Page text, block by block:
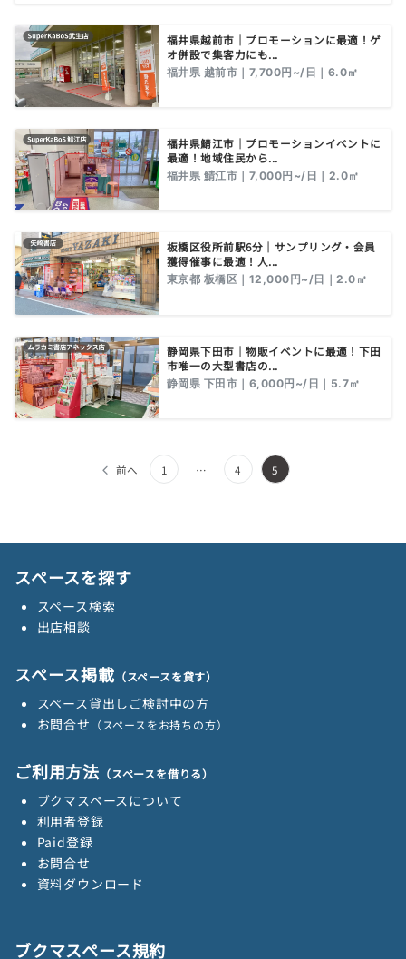
福井県越前市｜プロモーションに最適！ゲ
オ併設で集客力にも...
福井県 越前市｜7,700円~/日｜6.0㎡
福井県鯖江市｜プロモーションイベントに
最適！地域住民から...
福井県 鯖江市｜7,000円~/日｜2.0㎡
板橋区役所前駅6分｜サンプリング・会員
獲得催事に最適！人...
東京都 板橋区｜12,000円~/日｜2.0㎡
静岡県下田市｜物販イベントに最適！下田
市唯一の大型書店の...
静岡県 下田市｜6,000円~/日｜5.7㎡
ー
ジ
り
前へ 1 … 4 5
スペースを探す
スペース検索
出店相談
スペース掲載 （スペースを貸す）
スペース貸出しご検討中の方
お問合せ （スペースをお持ちの方）
ご利用方法 （スペースを借りる）
ブクマスペースについて
利用者登録
Paid登録
お問合せ
資料ダウンロード
ブクマスペース規約